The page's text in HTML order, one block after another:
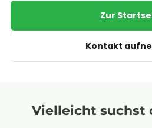
Zur
Kontakt
Vielleicht suchst